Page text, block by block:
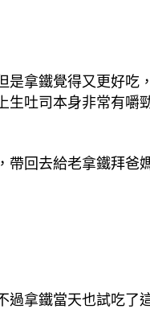
拿鐵覺得又更好
吐司本身非常有嚼
，帶回去給老拿鐵拜爸
拿鐵當天也試吃